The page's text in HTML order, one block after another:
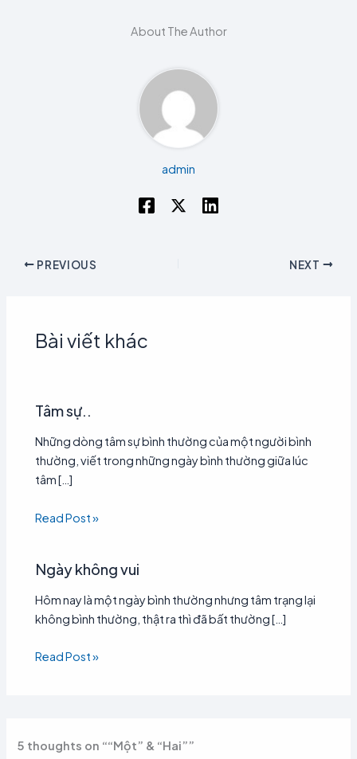
About The Author
admin
PREVIOUS NEXT
Bài viết khác
Tâm sự..
Những dòng tâm sự bình thường của một người bình
thường, viết trong những ngày bình thường giữa lúc
tâm […]
Read Post »
Ngày không vui
Hôm nay là một ngày bình thường nhưng tâm trạng lại
không bình thường, thật ra thì đã bất thường […]
Read Post »
5 thoughts on ““Một” & “Hai””